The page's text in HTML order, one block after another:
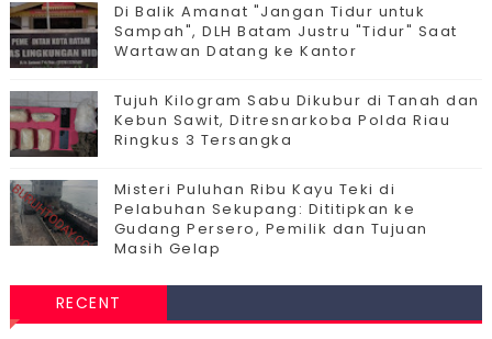
Di Balik Amanat "Jangan Tidur untuk
Sampah", DLH Batam Justru "Tidur" Saat
Wartawan Datang ke Kantor
Tujuh Kilogram Sabu Dikubur di Tanah dan
Kebun Sawit, Ditresnarkoba Polda Riau
Ringkus 3 Tersangka
Misteri Puluhan Ribu Kayu Teki di
Pelabuhan Sekupang: Dititipkan ke
Gudang Persero, Pemilik dan Tujuan
Masih Gelap
RECENT